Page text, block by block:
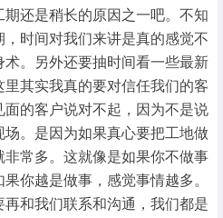
还是稍长的原因之一吧。不知
时间对我们来讲是真的感觉不
。另外还要抽时间看一些最新
其实我真的要对信任我们的客
面的客户说对不起，因为不是说
。是因为如果真心要把工地做
常多。这就像是如果你不做事
你越是做事，感觉事情越多。
和我们联系和沟通，我们都是